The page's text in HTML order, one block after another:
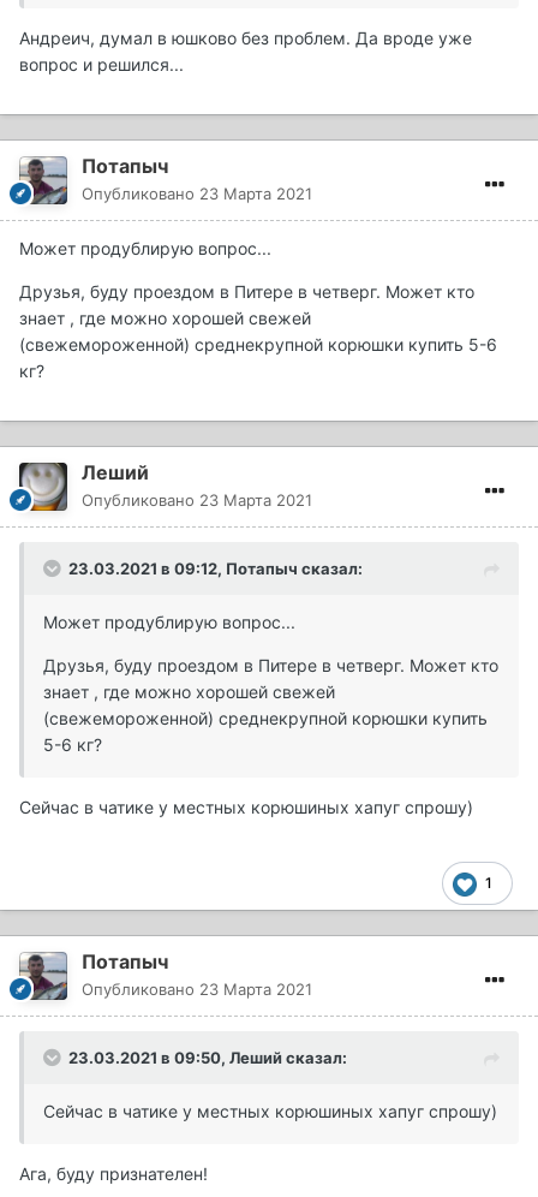
Андреич, думал в юшково без проблем. Да вроде уже
вопрос и решился...
Потапыч
Опубликовано 23 Марта 2021
Может продублирую вопрос...
Друзья, буду проездом в Питере в четверг. Может кто
знает , где можно хорошей свежей
(свежемороженной) среднекрупной корюшки купить 5-6
кг?
Леший
Опубликовано 23 Марта 2021
23.03.2021 в 09:12, Потапыч сказал:
Может продублирую вопрос...
Друзья, буду проездом в Питере в четверг. Может кто
знает , где можно хорошей свежей
(свежемороженной) среднекрупной корюшки купить
5-6 кг?
Сейчас в чатике у местных корюшиных хапуг спрошу)
1
Потапыч
Опубликовано 23 Марта 2021
23.03.2021 в 09:50, Лешийсказал:
Сейчас в чатике у местных корюшиных хапуг спрошу)
Ага, буду признателен!